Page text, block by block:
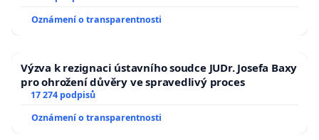
Oznámení o transparentnosti
Výzva k rezignaci ústavního soudce JUDr. Josefa Baxy
pro ohrožení důvěry ve spravedlivý proces
17 274 podpisů
Oznámení o transparentnosti